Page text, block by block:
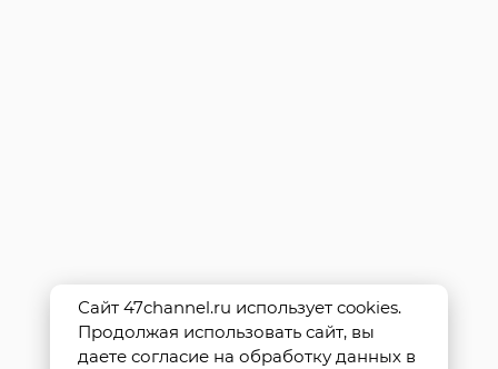
Сайт 47channel.ru использует cookies.
Продолжая использовать сайт, вы
даете согласие на обработку данных в